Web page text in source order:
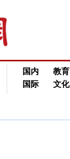
国内 教育
国际
文化